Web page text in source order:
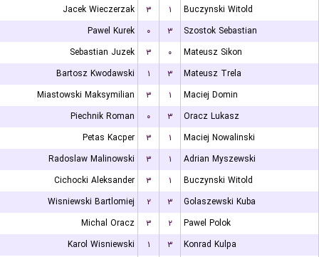
Jacek Wieczerzak
۳ ۱
Buczynski Witold
Pawel Kurek
۰ ۳
Szostok Sebastian
Sebastian Juzek
۳ ۰
Mateusz Sikon
Bartosz Kwodawski
۱ ۳
Mateusz Trela
Miastowski Maksymilian
۳ ۱
Maciej Domin
Piechnik Roman
۰ ۳
Oracz Lukasz
Petas Kacper
۳ ۱
Maciej Nowalinski
Radoslaw Malinowski
۳ ۱
Adrian Myszewski
Cichocki Aleksander
۳ ۱
Buczynski Witold
Wisniewski Bartlomiej
۲ ۳
Golaszewski Kuba
Michal Oracz
۳ ۲
Pawel Polok
Karol Wisniewski
۱ ۳
Konrad Kulpa